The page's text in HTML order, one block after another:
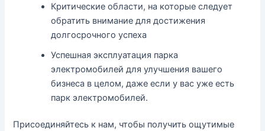
Критические области, на которые следует
обратить внимание для достижения
долгосрочного успеха
Успешная эксплуатация парка
электромобилей для улучшения вашего
бизнеса в целом, даже если у вас уже есть
парк электромобилей.
Присоединяйтесь к нам, чтобы получить ощутимые